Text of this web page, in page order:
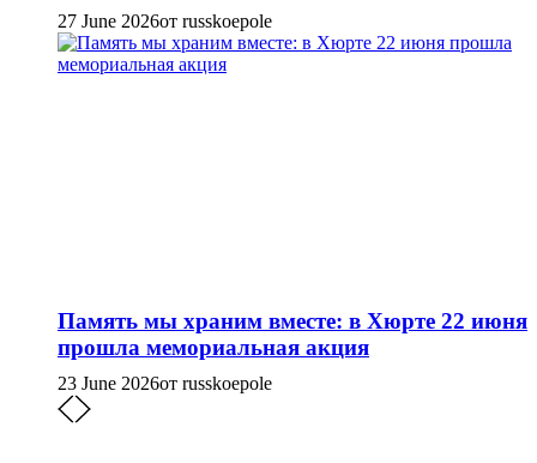
27 June 2026от russkoepole
Память мы храним вместе: в Хюрте 22 июня
прошла мемориальная акция
23 June 2026от russkoepole